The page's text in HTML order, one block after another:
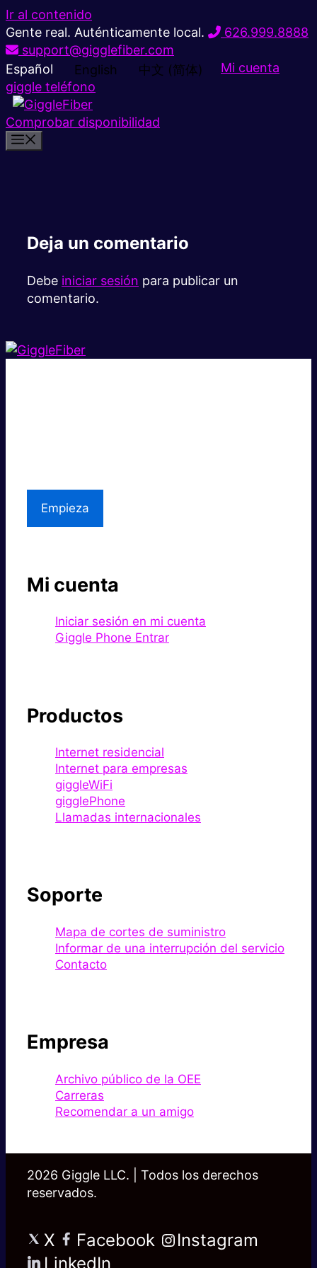
Ir al contenido
Gente real. Auténticamente local.
626.999.8888
support@gigglefiber.com
Español
English 中文 (简体)
Mi cuenta
giggle teléfono
Comprobar disponibilidad
Deja un comentario
Debe iniciar sesión para publicar un
comentario.
Empieza
Mi cuenta
Iniciar sesión en mi cuenta
Giggle Phone Entrar
Productos
Internet residencial
Internet para empresas
giggleWiFi
gigglePhone
Llamadas internacionales
Soporte
Mapa de cortes de suministro
Informar de una interrupción del servicio
Contacto
Empresa
Archivo público de la OEE
Carreras
Recomendar a un amigo
2026 Giggle LLC. | Todos los derechos
reservados.
X Facebook
Instagram
LinkedIn